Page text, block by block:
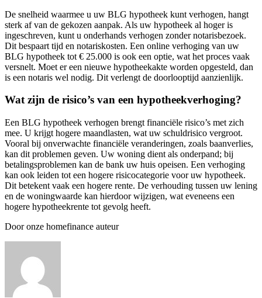
De snelheid waarmee u uw BLG hypotheek kunt verhogen, hangt
sterk af van de gekozen aanpak. Als uw hypotheek al hoger is
ingeschreven, kunt u onderhands verhogen zonder notarisbezoek.
Dit bespaart tijd en notariskosten. Een online verhoging van uw
BLG hypotheek tot € 25.000 is ook een optie, wat het proces vaak
versnelt. Moet er een nieuwe hypotheekakte worden opgesteld, dan
is een notaris wel nodig. Dit verlengt de doorlooptijd aanzienlijk.
Wat zijn de risico’s van een hypotheekverhoging?
Een BLG hypotheek verhogen brengt financiële risico’s met zich
mee. U krijgt hogere maandlasten, wat uw schuldrisico vergroot.
Vooral bij onverwachte financiële veranderingen, zoals baanverlies,
kan dit problemen geven. Uw woning dient als onderpand; bij
betalingsproblemen kan de bank uw huis opeisen. Een verhoging
kan ook leiden tot een hogere risicocategorie voor uw hypotheek.
Dit betekent vaak een hogere rente. De verhouding tussen uw lening
en de woningwaarde kan hierdoor wijzigen, wat eveneens een
hogere hypotheekrente tot gevolg heeft.
Door onze homefinance auteur